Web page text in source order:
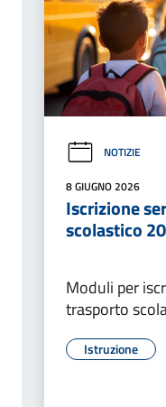
NOTIZIE
8 GIUGNO 2026
Iscrizione
scolastico
Moduli per
trasporto
Istruzione